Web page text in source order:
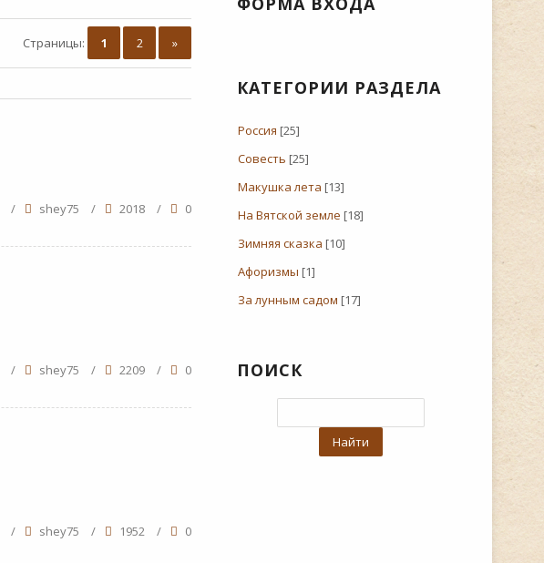
Страницы: 1 2 »
/ shey75 / 2018 / 0
/ shey75 / 2209 / 0
/ shey75 / 1952 / 0
КАТЕГОРИИ РАЗДЕЛА
Россия [25]
Совесть [25]
Макушка лета [13]
На Вятской земле [18]
Зимняя сказка [10]
Афоризмы [1]
За лунным садом [17]
ПОИСК